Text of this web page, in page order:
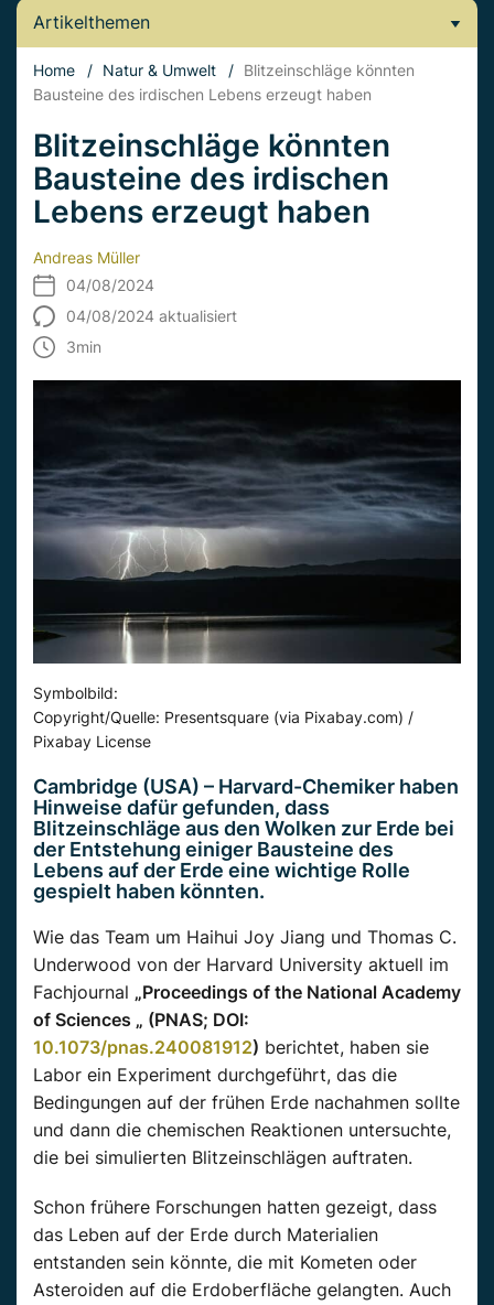
Artikelthemen
Home / Natur & Umwelt / Blitzeinschläge könnten
Bausteine des irdischen Lebens erzeugt haben
Blitzeinschläge könnten
Bausteine des irdischen
Lebens erzeugt haben
Andreas Müller
04/08/2024
04/08/2024 aktualisiert
3min
Symbolbild:
Copyright/Quelle: Presentsquare (via Pixabay.com) /
Pixabay License
Cambridge (USA) – Harvard-Chemiker haben
Hinweise dafür gefunden, dass
Blitzeinschläge aus den Wolken zur Erde bei
der Entstehung einiger Bausteine des
Lebens auf der Erde eine wichtige Rolle
gespielt haben könnten.
Wie das Team um Haihui Joy Jiang und Thomas C.
Underwood von der Harvard University aktuell im
Fachjournal „Proceedings of the National Academy
of Sciences „ (PNAS; DOI:
10.1073/pnas.240081912) berichtet, haben sie
Labor ein Experiment durchgeführt, das die
Bedingungen auf der frühen Erde nachahmen sollte
und dann die chemischen Reaktionen untersuchte,
die bei simulierten Blitzeinschlägen auftraten.
Schon frühere Forschungen hatten gezeigt, dass
das Leben auf der Erde durch Materialien
entstanden sein könnte, die mit Kometen oder
Asteroiden auf die Erdoberfläche gelangten. Auch